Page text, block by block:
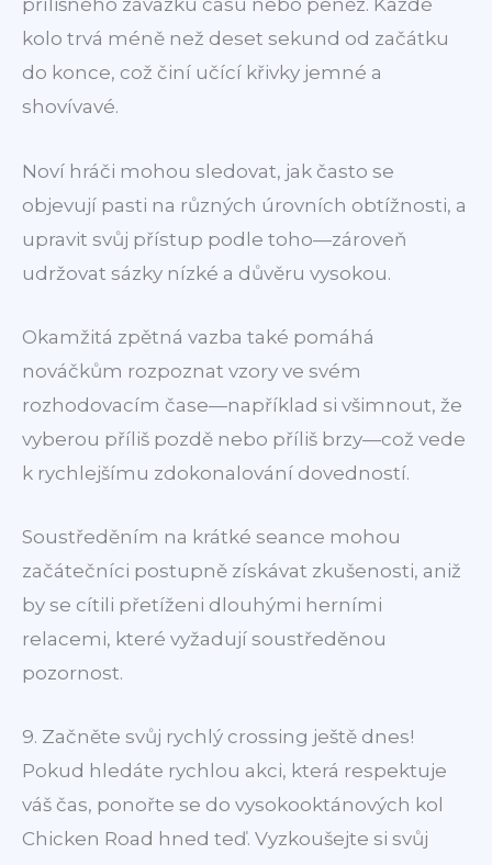
přílišného závazku času nebo peněz. Každé
kolo trvá méně než deset sekund od začátku
do konce, což činí učící křivky jemné a
shovívavé.
Noví hráči mohou sledovat, jak často se
objevují pasti na různých úrovních obtížnosti, a
upravit svůj přístup podle toho—zároveň
udržovat sázky nízké a důvěru vysokou.
Okamžitá zpětná vazba také pomáhá
nováčkům rozpoznat vzory ve svém
rozhodovacím čase—například si všimnout, že
vyberou příliš pozdě nebo příliš brzy—což vede
k rychlejšímu zdokonalování dovedností.
Soustředěním na krátké seance mohou
začátečníci postupně získávat zkušenosti, aniž
by se cítili přetíženi dlouhými herními
relacemi, které vyžadují soustředěnou
pozornost.
9. Začněte svůj rychlý crossing ještě dnes!
Pokud hledáte rychlou akci, která respektuje
váš čas, ponořte se do vysokooktánových kol
Chicken Road hned teď. Vyzkoušejte si svůj